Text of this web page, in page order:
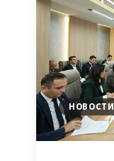
НОВОСТИ